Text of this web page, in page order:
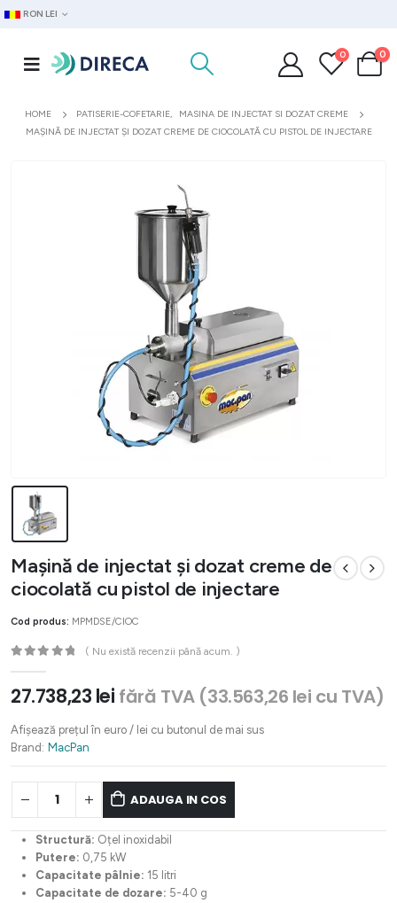
RON LEI
0 0
HOME PATISERIE-COFETARIE,
MASINA DE INJECTAT SI DOZAT CREME
MAȘINĂ DE INJECTAT ȘI DOZAT CREME DE CIOCOLATĂ CU PISTOL DE INJECTARE
Mașină de injectat și dozat creme de
ciocolată cu pistol de injectare
Cod produs: MPMDSE/CIOC
( Nu există recenzii până acum. )
27.738,23 lei fără TVA (33.563,26 lei cu TVA)
Afișează prețul în euro / lei cu butonul de mai sus
Brand: MacPan
ADAUGA IN COS
Structură: Oțel inoxidabil
Putere: 0,75 kW
Capacitate pâlnie: 15 litri
Capacitate de dozare: 5-40 g